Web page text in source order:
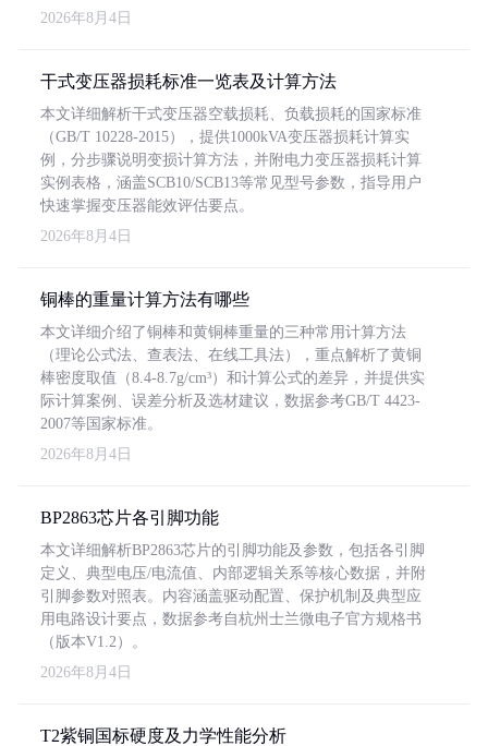
2026年8月4日
干式变压器损耗标准一览表及计算方法
本文详细解析干式变压器空载损耗、负载损耗的国家标准
（GB/T 10228-2015），提供1000kVA变压器损耗计算实
例，分步骤说明变损计算方法，并附电力变压器损耗计算
实例表格，涵盖SCB10/SCB13等常见型号参数，指导用户
快速掌握变压器能效评估要点。
2026年8月4日
铜棒的重量计算方法有哪些
本文详细介绍了铜棒和黄铜棒重量的三种常用计算方法
（理论公式法、查表法、在线工具法），重点解析了黄铜
棒密度取值（8.4-8.7g/cm³）和计算公式的差异，并提供实
际计算案例、误差分析及选材建议，数据参考GB/T 4423-
2007等国家标准。
2026年8月4日
BP2863芯片各引脚功能
本文详细解析BP2863芯片的引脚功能及参数，包括各引脚
定义、典型电压/电流值、内部逻辑关系等核心数据，并附
引脚参数对照表。内容涵盖驱动配置、保护机制及典型应
用电路设计要点，数据参考自杭州士兰微电子官方规格书
（版本V1.2）。
2026年8月4日
T2紫铜国标硬度及力学性能分析